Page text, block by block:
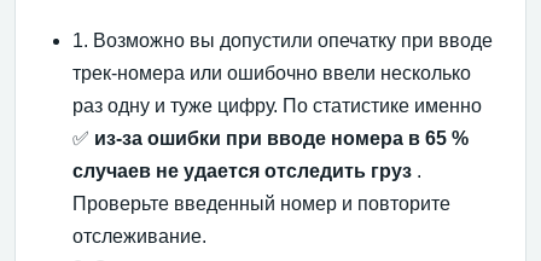
1. Возможно вы допустили опечатку при вводе
трек-номера или ошибочно ввели несколько
раз одну и туже цифру. По статистике именно
✅ из-за ошибки при вводе номера в 65 %
случаев не удается отследить груз .
Проверьте введенный номер и повторите
отслеживание.